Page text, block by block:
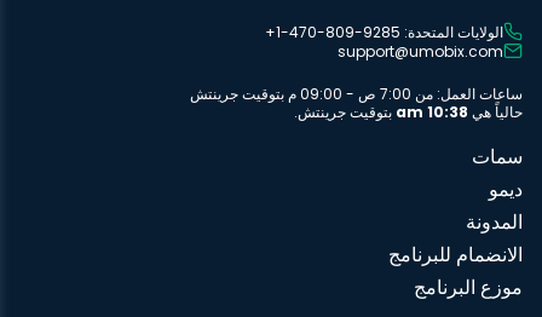
الولايات المتحدة: ‎+1-470-809-9285
support@umobix.com
ساعات العمل: من 7:00 ص - 09:00 م بتوقيت جرينتش
حالياً هي 10:38 am بتوقيت جرينتش.
سمات
ديمو
المدونة
الانضمام للبرنامج
موزع البرنامج